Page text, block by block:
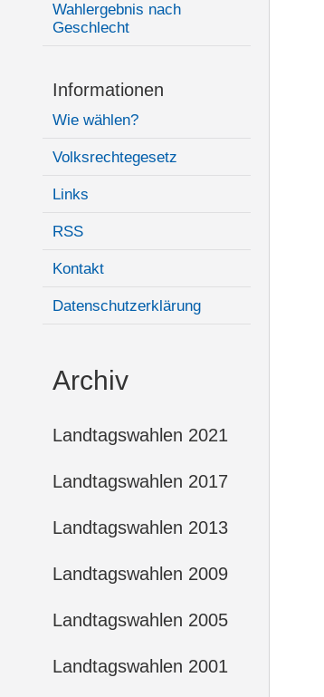
Wahlergebnis nach
Geschlecht
Informationen
Wie wählen?
Volksrechtegesetz
Links
RSS
Kontakt
Datenschutzerklärung
Archiv
Landtagswahlen 2021
Landtagswahlen 2017
Landtagswahlen 2013
Landtagswahlen 2009
Landtagswahlen 2005
Landtagswahlen 2001